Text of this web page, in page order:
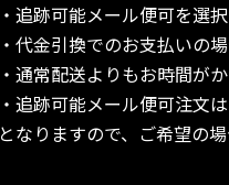
・追跡可能メール便可を選
・代金引換でのお支払いの
・通常配送よりもお時間が
・追跡可能メール便可注文
となりますので、ご希望の